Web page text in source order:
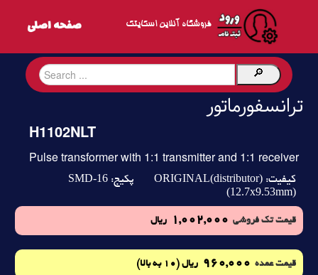
فروشگاه آنلاین اسکایتک
ترانسفورماتور
H1102NLT
Pulse transformer with 1:1 transmitter and 1:1 receiver
کیفیت: ORIGINAL(distributor) پکیج: SMD-16
(12.7x9.53mm)
قیمت تک فروشی 1,002,000 ریال
قیمت عمده 960,000 ریال (10 به بالا)